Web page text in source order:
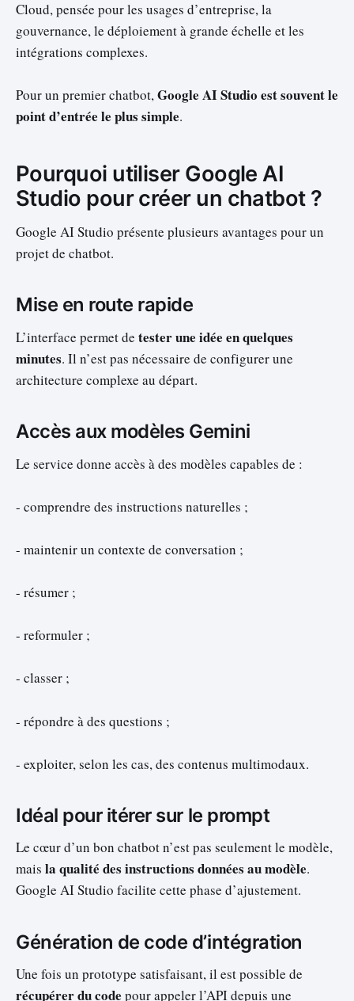
Cloud, pensée pour les usages d’entreprise, la
gouvernance, le déploiement à grande échelle et les
intégrations complexes.
Pour un premier chatbot,Google AI Studio est souvent le
point d’entrée le plus simple.
Pourquoi utiliser Google AI
Studio pour créer un chatbot ?
Google AI Studio présente plusieurs avantages pour un
projet de chatbot.
Mise en route rapide
L’interface permet de tester une idée en quelques
minutes. Il n’est pas nécessaire de configurer une
architecture complexe au départ.
Accès aux modèles Gemini
Le service donne accès à des modèles capables de :
- comprendre des instructions naturelles ;
- maintenir un contexte de conversation ;
- résumer ;
- reformuler ;
- classer ;
- répondre à des questions ;
- exploiter, selon les cas, des contenus multimodaux.
Idéal pour itérer sur le prompt
Le cœur d’un bon chatbot n’est pas seulement le modèle,
mais la qualité des instructions données au modèle.
Google AI Studio facilite cette phase d’ajustement.
Génération de code d’intégration
Une fois un prototype satisfaisant, il est possible de
récupérer du code pour appeler l’API depuis une